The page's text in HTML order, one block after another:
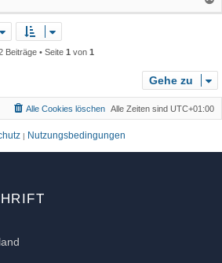
a
e
Beiträge • Seite 1 von 1
Gehe zu
Alle Zeiten sind UTC+01:00
Alle Cookies löschen
| Nutzungsbedingungen